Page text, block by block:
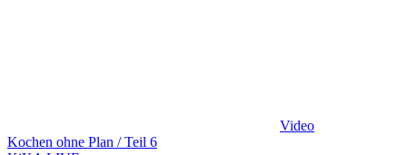
Video
Kochen ohne Plan / Teil 6